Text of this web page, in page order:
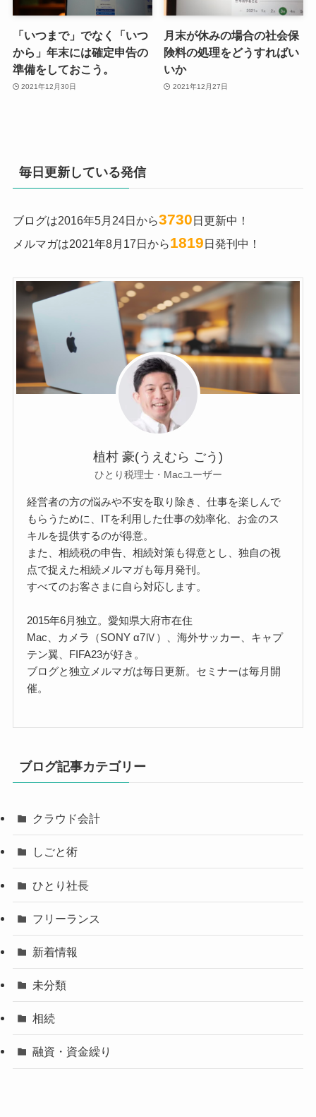
「いつまで」でなく「いつ
から」年末には確定申告の
準備をしておこう。
2021年12月30日
月末が休みの場合の社会保
険料の処理をどうすればい
いか
2021年12月27日
毎日更新している発信
ブログは2016年5月24日から3730日更新中！
メルマガは2021年8月17日から1819日発刊中！
植村 豪(うえむら ごう)
ひとり税理士・Macユーザー
経営者の方の悩みや不安を取り除き、仕事を楽しんで
もらうために、ITを利用した仕事の効率化、お金のス
キルを提供するのが得意。
また、相続税の申告、相続対策も得意とし、独自の視
点で捉えた相続メルマガも毎月発刊。
すべてのお客さまに自ら対応します。
2015年6月独立。愛知県大府市在住
Mac、カメラ（SONY α7Ⅳ）、海外サッカー、キャプ
テン翼、FIFA23が好き。
ブログと独立メルマガは毎日更新。セミナーは毎月開
催。
ブログ記事カテゴリー
クラウド会計
しごと術
ひとり社長
フリーランス
新着情報
未分類
相続
融資・資金繰り